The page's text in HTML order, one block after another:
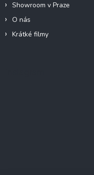
Showroom v Praze
O nás
Krátké filmy